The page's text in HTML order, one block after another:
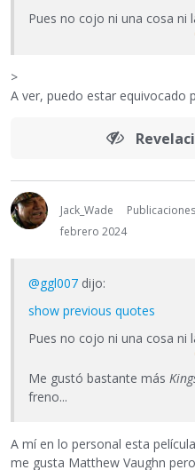
Pues no cojo ni una cosa ni
>
A ver, puedo estar equivocado
Jack_Wade
febrero 2024
@ggl007 dijo:
show previous quotes
Pues no cojo ni una cosa ni
Me gustó bastante más
freno...
A mí en lo personal esta película
me gusta Matthew Vaughn